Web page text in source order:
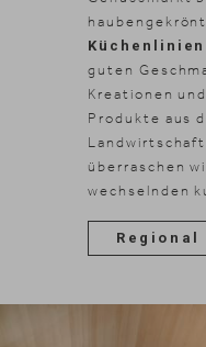
Küchenlinien
guten
Kreationen
Produkte aus
überraschen
wechselnden
Regional